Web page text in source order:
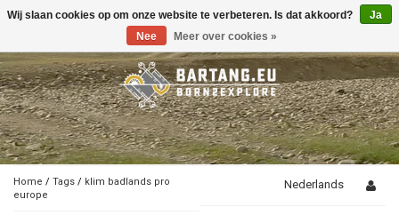
Toggle
Home / Tags / klim badlands pro
europe
Nederlands
Wij slaan cookies op om onze website te verbeteren. Is dat akkoord?
Ja
Nee
Meer over cookies »